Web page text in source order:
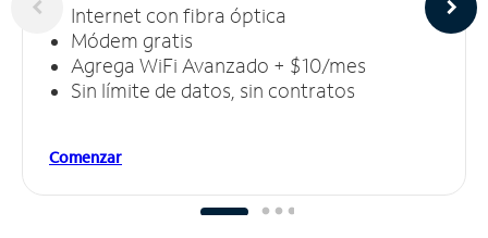
Internet con fibra óptica
Módem gratis
Agrega WiFi Avanzado + $10/mes
Sin límite de datos, sin contratos
Comenzar